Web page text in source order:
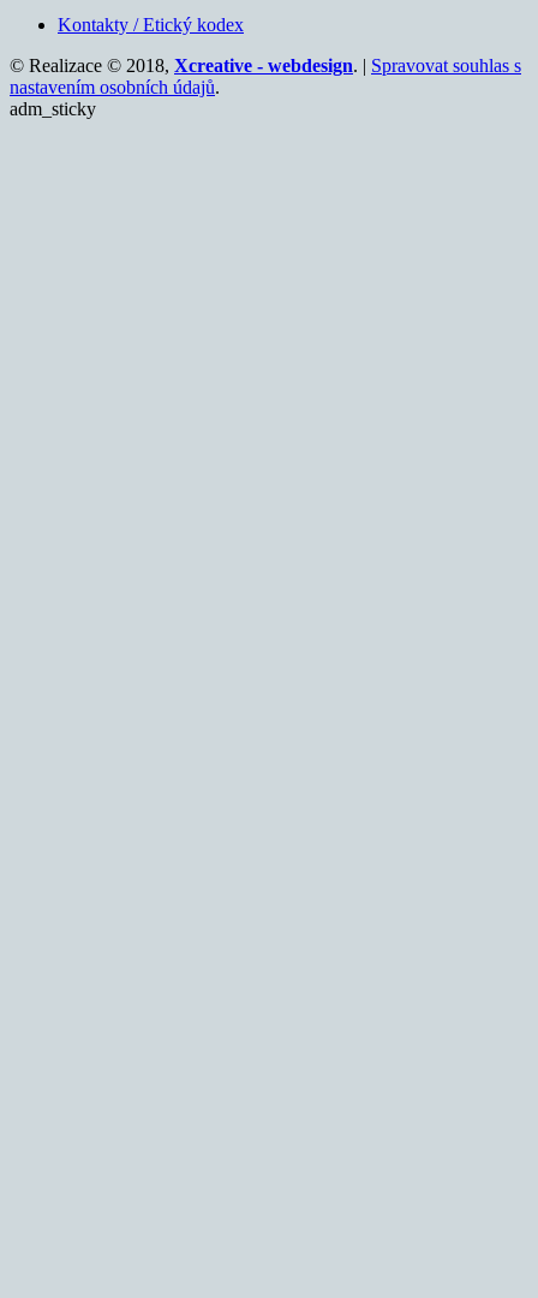
Kontakty / Etický kodex
© Realizace © 2018, Xcreative - webdesign. | Spravovat souhlas s
nastavením osobních údajů.
adm_sticky